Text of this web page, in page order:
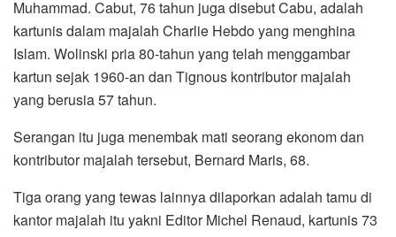
Muhammad. Cabut, 76 tahun juga disebut Cabu, adalah
kartunis dalam majalah Charlie Hebdo yang menghina
Islam. Wolinski pria 80-tahun yang telah menggambar
kartun sejak 1960-an dan Tignous kontributor majalah
yang berusia 57 tahun.
Serangan itu juga menembak mati seorang ekonom dan
kontributor majalah tersebut, Bernard Maris, 68.
Tiga orang yang tewas lainnya dilaporkan adalah tamu di
kantor majalah itu yakni Editor Michel Renaud, kartunis 73